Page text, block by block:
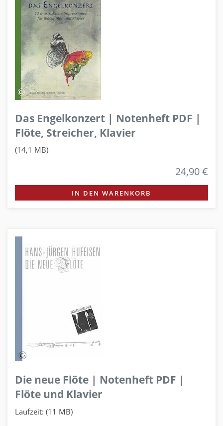
Das Engelkonzert | Notenheft PDF |
Flöte, Streicher, Klavier
(14,1 MB)
24,90 €
IN DEN WARENKORB
Die neue Flöte | Notenheft PDF |
Flöte und Klavier
Laufzeit: (11 MB)